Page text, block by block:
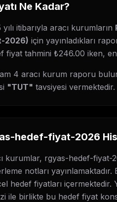
Ne Kadar?
yılı itibarıyla aracı kurumların
2026) için yayınladıkları
fiyat tahmini ₺246.00 iken,
4 aracı kurum raporu
"TUT" tavsiyesi vermektedir.
hedef-fiyat-2026
kurumlar, rgyas-hedef-fiyat-
notları
hedef fiyatları içermektedir.
ile birlikte bu hedef fiyat